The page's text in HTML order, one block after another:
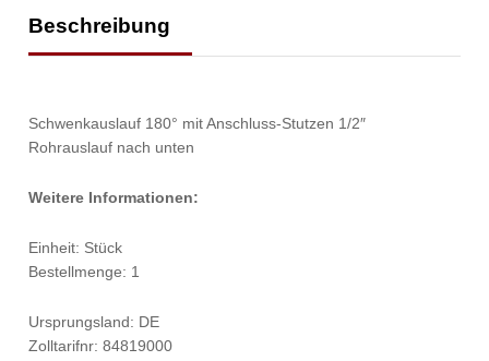
Beschreibung
Schwenkauslauf 180° mit Anschluss-Stutzen 1/2″
Rohrauslauf nach unten
Weitere Informationen:
Einheit: Stück
Bestellmenge: 1
Ursprungsland: DE
Zolltarifnr: 84819000